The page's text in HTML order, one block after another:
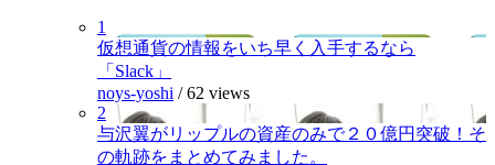
1
仮想通貨の情報をいち早く入手するなら
「Slack」
noys-yoshi /62 views
2
与沢翼がリップルの資産のみで２０億円突破！そ
の軌跡をまとめてみました。